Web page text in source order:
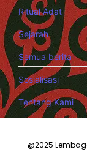
Ritual Adat
Sejarah
Semua berita
Sosialisasi
Tentang Kami
@2025